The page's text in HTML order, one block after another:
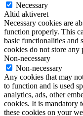
Necessary
Altid aktiveret
Necessary cookies are
function properly. This
basic functionalities and
cookies do not store any
Non-necessary
Non-necessary
Any cookies that may
to function and is used
analytics, ads, other
cookies. It is mandatory
these cookies on your